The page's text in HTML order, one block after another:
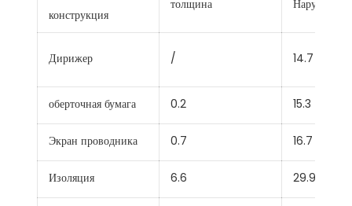
конструкция
толщина Наружный
Дирижер / 14.7
оберточная бумага 0.2 15.3
Экран проводника 0.7 16.7
Изоляция 6.6 29.9